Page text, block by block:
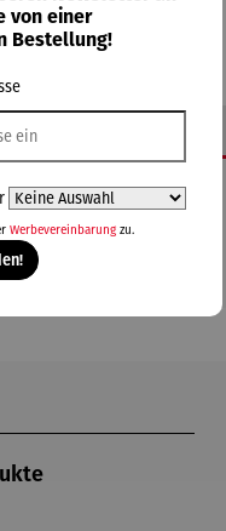
von einer
Bestellung!
Werbevereinbarungzu.